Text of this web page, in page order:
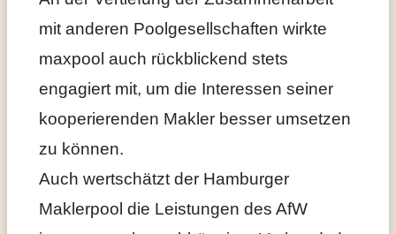
mit anderen Poolgesellschaften wirkte
maxpool auch rückblickend stets
engagiert mit, um die Interessen seiner
kooperierenden Makler besser umsetzen
zu können.
Auch wertschätzt der Hamburger
Maklerpool die Leistungen des AfW